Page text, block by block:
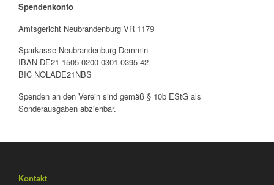
Spendenkonto
Amtsgericht Neubrandenburg VR 1179
Sparkasse Neubrandenburg Demmin
IBAN DE21 1505 0200 0301 0395 42
BIC NOLADE21NBS
Spenden an den Verein sind gemäß § 10b EStG als
Sonderausgaben abziehbar.
Kontakt